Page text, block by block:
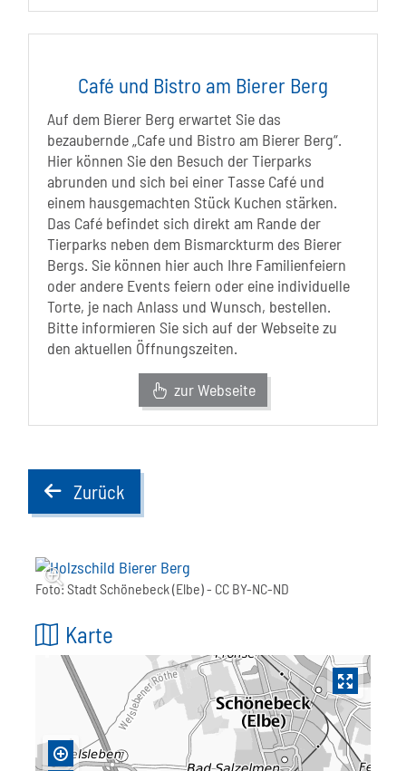
Café und Bistro am Bierer Berg
Auf dem Bierer Berg erwartet Sie das
bezaubernde „Cafe und Bistro am Bierer Berg“.
Hier können Sie den Besuch der Tierparks
abrunden und sich bei einer Tasse Café und
einem hausgemachten Stück Kuchen stärken.
Das Café befindet sich direkt am Rande der
Tierparks neben dem Bismarckturm des Bierer
Bergs. Sie können hier auch Ihre Familienfeiern
oder andere Events feiern oder eine individuelle
Torte, je nach Anlass und Wunsch, bestellen.
Bitte informieren Sie sich auf der Webseite zu
den aktuellen Öffnungszeiten.
zur Webseite
backZurück
Foto: Stadt Schönebeck (Elbe)- CC BY-NC-ND
Karte